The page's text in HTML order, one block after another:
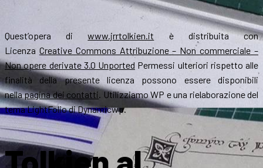
Quest’opera diwww.jrrtolkien.it è distribuita con
Licenza Creative Commons Attribuzione – Non commerciale –
Non opere derivate 3.0 Unported Permessi ulteriori rispetto alle
finalità della presente licenza possono essere disponibili
nellapagina dei contatti. Utilizziamo WP e una rielaborazione del
tema LightFolio di Dynamicwp.